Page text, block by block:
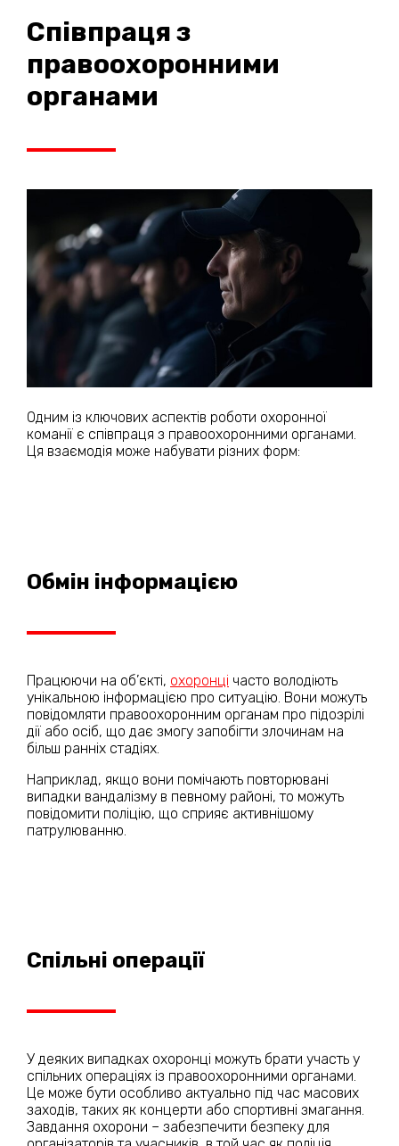
Співпраця з
правоохоронними
органами
Одним із ключових аспектів роботи охоронної
команії є співпраця з правоохоронними органами.
Ця взаємодія може набувати різних форм:
Обмін інформацією
Працюючи на об’єкті, охоронці часто володіють
унікальною інформацією про ситуацію. Вони можуть
повідомляти правоохоронним органам про підозрілі
дії або осіб, що дає змогу запобігти злочинам на
більш ранніх стадіях.
Наприклад, якщо вони помічають повторювані
випадки вандалізму в певному районі, то можуть
повідомити поліцію, що сприяє активнішому
патрулюванню.
Спільні операції
У деяких випадках охоронці можуть брати участь у
спільних операціях із правоохоронними органами.
Це може бути особливо актуально під час масових
заходів, таких як концерти або спортивні змагання.
Завдання охорони – забезпечити безпеку для